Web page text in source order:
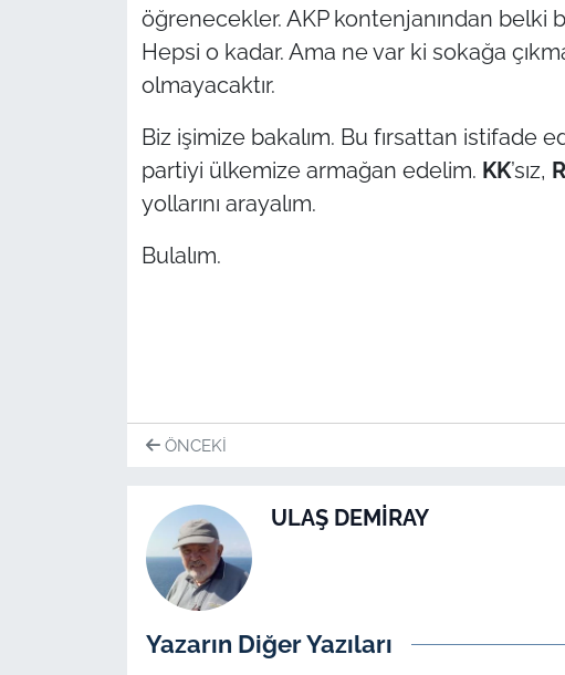
öğrenecekler. AKP kontenjanından belki
Hepsi o kadar. Ama ne var ki sokağa
olmayacaktır.
Biz işimize bakalım. Bu fırsattan istifade
partiyi ülkemize armağan edelim. KK’sız,
yollarını arayalım.
Bulalım.
ÖNCEKI
ULAŞ DEMİRAY
Yazarın Diğer Yazıları